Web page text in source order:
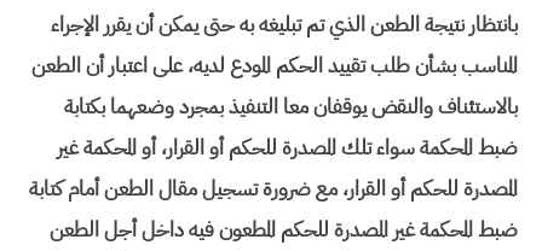
بانتظار نتيجة الطعن الذي تم تبليغه به حتى يمكن أن يقرر الإجراء
المناسب بشأن طلب تقييد الحكم المودع لديه، على اعتبار أن الطعن
بالاستئناف والنقض يوقفان معا التنفيذ بمجرد وضعهما بكتابة
ضبط المحكمة سواء تلك المصدرة للحكم أو القرار، أو المحكمة غير
المصدرة للحكم أو القرار، مع ضرورة تسجيل مقال الطعن أمام كتابة
ضبط المحكمة غير المصدرة للحكم المطعون فيه داخل أجل الطعن